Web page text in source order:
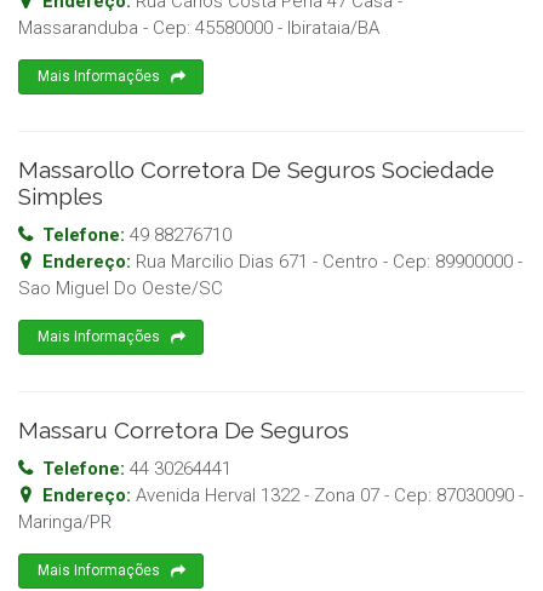
Massaranduba - Cep: 45580000 - Ibirataia/BA
Mais Informações
Massarollo Corretora De Seguros Sociedade
Simples
Telefone: 49 88276710
Endereço: Rua Marcilio Dias 671 - Centro - Cep: 89900000 -
Sao Miguel Do Oeste/SC
Mais Informações
Massaru Corretora De Seguros
Telefone: 44 30264441
Endereço: Avenida Herval 1322 - Zona 07 - Cep: 87030090 -
Maringa/PR
Mais Informações